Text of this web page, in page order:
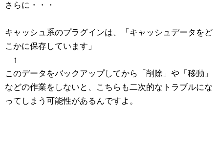
さらに・・・
キャッシュ系のプラグインは、「キャッシュデータをど
こかに保存しています」
↑
このデータをバックアップしてから「削除」や「移動」
などの作業をしないと、こちらも二次的なトラブルにな
ってしまう可能性があるんですよ。